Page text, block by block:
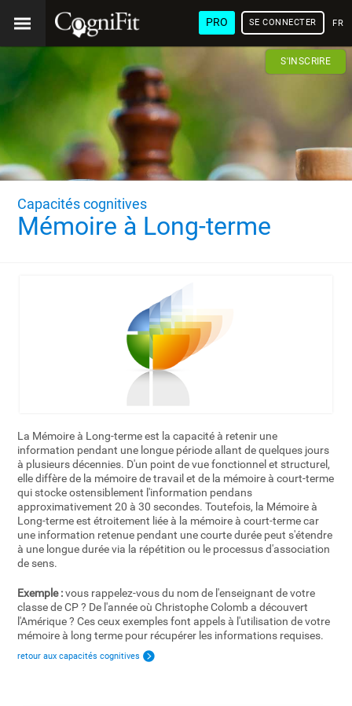
PRO SE CONNECTER
S'INSCRIRE
Capacités cognitives
Mémoire à Long-terme
La Mémoire à Long-terme est la capacité à retenir une
information pendant une longue période allant de quelques jours
à plusieurs décennies. D'un point de vue fonctionnel et structurel,
elle diffère de la mémoire de travail et de la mémoire à court-terme
qui stocke ostensiblement l'information pendans
approximativement 20 à 30 secondes. Toutefois, la Mémoire à
Long-terme est étroitement liée à la mémoire à court-terme car
une information retenue pendant une courte durée peut s'étendre
à une longue durée via la répétition ou le processus d'association
de sens.
Exemple :vous rappelez-vous du nom de l'enseignant de votre
classe de CP ? De l'année où Christophe Colomb a découvert
l'Amérique ? Ces ceux exemples font appels à l'utilisation de votre
mémoire à long terme pour récupérer les informations requises.
retour aux capacités cognitives